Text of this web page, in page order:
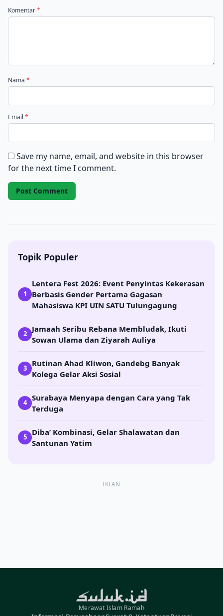
Komentar*
Nama *
Email *
Save my name, email, and website in this browser
for the next time I comment.
Topik Populer
1
Lentera Fest 2026: Event Penyintas Kekerasan
Berbasis Gender Pertama Gagasan
Mahasiswa KPI UIN SATU Tulungagung
2
Jamaah Seribu Rebana Membludak, Ikuti
Sowan Ulama dan Ziyarah Auliya
3
Rutinan Ahad Kliwon, Gandebg Banyak
Kolega Gelar Aksi Sosial
4
Surabaya Menyapa dengan Cara yang Tak
Terduga
5
Diba’ Kombinasi, Gelar Shalawatan dan
Santunan Yatim
IKLAN
Merawat Islam Ramah